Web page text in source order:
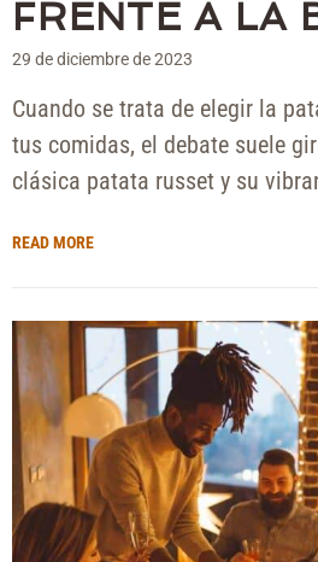
FRENTE A LA
29 de diciembre de 2023
Cuando se trata de elegir la
tus comidas, el debate suele
clásica patata russet y su
READ MORE